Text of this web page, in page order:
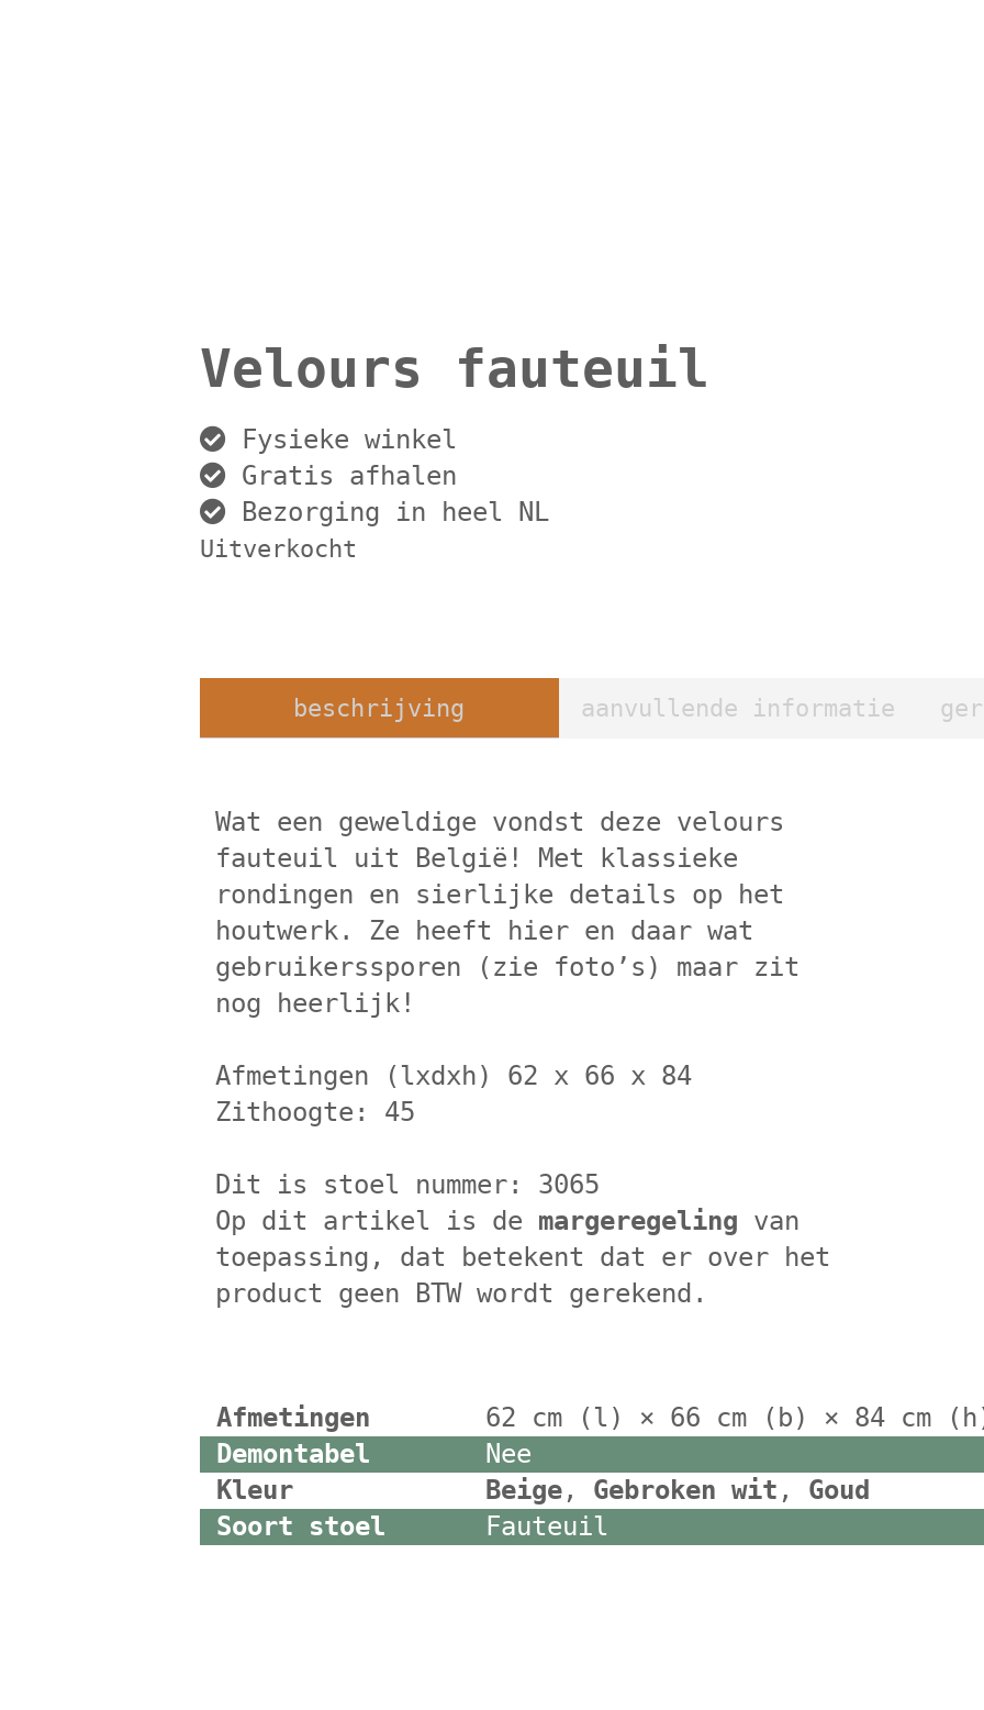
Velours fauteuil
Fysieke winkel
Gratis afhalen
Bezorging in heel NL
Uitverkocht
beschrijving aanvullende informatie
Wat een geweldige vondst deze velours
fauteuil uit België! Met klassieke
rondingen en sierlijke details op het
houtwerk. Ze heeft hier en daar wat
gebruikerssporen (zie foto’s) maar zit
nog heerlijk!
Afmetingen (lxdxh) 62 x 66 x 84
Zithoogte: 45
Dit is stoel nummer: 3065
Op dit artikel is de margeregeling van
toepassing, dat betekent dat er over het
product geen BTW wordt gerekend.
Afmetingen
62 cm (l) × 66 cm (b) × 84 cm
Demontabel
Nee
Kleur
Beige, Gebroken wit , Goud
Soort stoel
Fauteuil